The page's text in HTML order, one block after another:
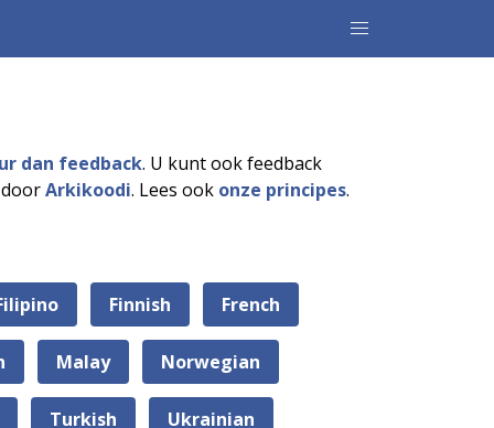
dan feedback. U kunt ook feedback
Arkikoodi. Lees ook onze principes.
Finnish French
Malay Norwegian
Turkish Ukrainian